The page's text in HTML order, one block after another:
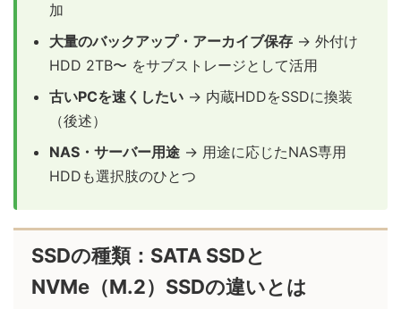
加
大量のバックアップ・アーカイブ保存 → 外付け
HDD 2TB〜 をサブストレージとして活用
古いPCを速くしたい → 内蔵HDDをSSDに換装
（後述）
NAS・サーバー用途 → 用途に応じたNAS専用
HDDも選択肢のひとつ
SSDの種類：SATA SSDと
NVMe（M.2）SSDの違いとは